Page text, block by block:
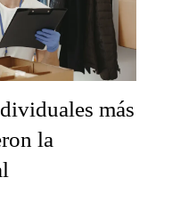
más
la